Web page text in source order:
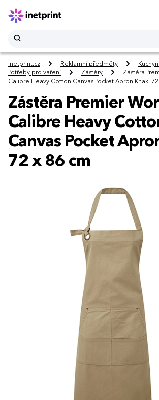
Inetprint.cz Reklamní předměty
Potřeby pro vaření
Zástěry
Zástěra
Calibre Heavy Cotton Canvas Pocket Apron Khaki 72
Zástěra Premier
Calibre Heavy
Canvas Pocket
72 x 86 cm